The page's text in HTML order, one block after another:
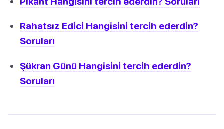
Rahatsız Edici Hangisini tercih ederdin?
Soruları
Şükran Günü Hangisini tercih ederdin?
Soruları